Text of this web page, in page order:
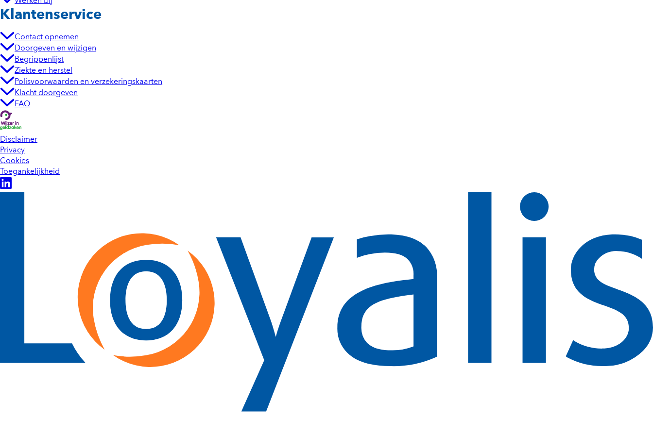
Klantenservice
Contact opnemen
Doorgeven en wijzigen
Begrippenlijst
Ziekte en herstel
Polisvoorwaarden en verzekeringskaarten
Klacht doorgeven
FAQ
Disclaimer
Privacy
Cookies
Toegankelijkheid